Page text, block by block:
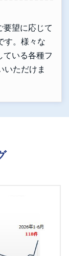
要望に応じて
す。様々な
ている各種フ
いただけま